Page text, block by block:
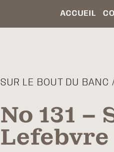
ACCUEIL
SUR LE BOUT DU BANC
No 131 –